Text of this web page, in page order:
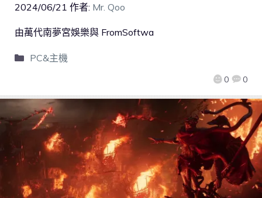
2024/06/21 作者: Mr. Qoo
0 0
由萬代南夢宮娛樂與 FromSoftwa
PC&主機